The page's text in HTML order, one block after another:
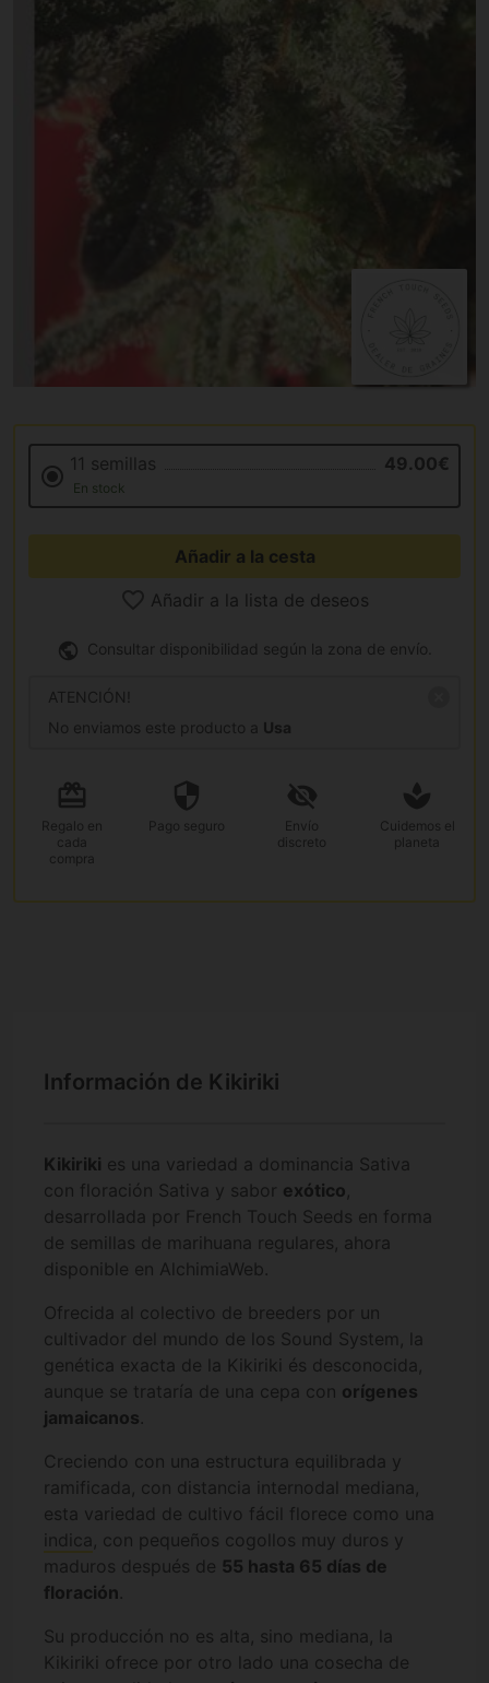
11 semillas 49.00€
En stock
Añadir a la cesta
Añadir a la lista de deseos
Consultar disponibilidad según la zona de envío.
ATENCIÓN!
No enviamos este producto a Usa
Regalo en
cada
compra
Pago seguro
Envío
discreto
Cuidemos el
planeta
Información de Kikiriki
Kikiriki es una variedad a dominancia Sativa
con floración Sativa y sabor exótico,
desarrollada por French Touch Seeds en forma
de semillas de marihuana regulares, ahora
disponible en AlchimiaWeb.
Ofrecida al colectivo de breeders por un
cultivador del mundo de los Sound System, la
genética exacta de la Kikiriki és desconocida,
aunque se trataría de una cepa con orígenes
jamaicanos.
Creciendo con una estructura equilibrada y
ramificada, con distancia internodal mediana,
esta variedad de cultivo fácil florece como una
indica , con pequeños cogollos muy duros y
maduros después de 55 hasta 65 días de
floración.
Su producción no es alta, sino mediana, la
Kikiriki ofrece por otro lado una cosecha de